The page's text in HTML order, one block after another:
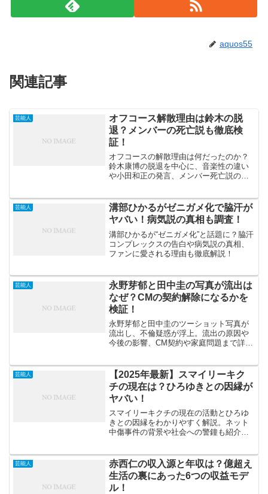
aquos55
関連記事
芸能人
オフコース解散理由は鈴木の脱
退？メンバーの死亡説も徹底検
証！
オフコースの解散理由は何だったのか？
鈴木康博の脱退を中心に、音楽性の違い
や小田和正の発言、メンバー死亡説の真
芸能人
溝部ひかるがゼニガメ化で脇汗が
ヤバい！病気説の真相も調査！
溝部ひかるが“ゼニガメ化”と話題に？脇汗
コンプレックスの告白や病気説の真相、
ファンに愛される理由も徹底解説！
芸能人
永野芽郁と田中圭の写真が流出は
なぜ？CMの契約解除になるかを
検証！
永野芽郁と田中圭のツーショット写真が
流出し、不倫疑惑が浮上。流出の原因や
今後の影響、CM契約や家庭問題まで詳し
芸能人
【2025年最新】スマイリーキク
チの現在は？ひろゆきとの因縁が
ヤバい！
スマイリーキクチの現在の活動とひろゆ
きとの因縁をわかりやすく解説。ネット
中傷事件の背景や社会への警鐘も紹介し
芸能人
赤西仁の収入源と年収は？億超え
生活の裏にあった6つの収益モデ
ル！